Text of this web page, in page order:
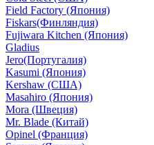
Field Factory (Япония)
Fiskars(Финляндия)
Fujiwara Kitchen (Япония)
Gladius
Jero(Португалия)
Kasumi (Япония)
Kershaw (США)
Masahiro (Япония)
Mora (Швеция)
Mr. Blade (Китай)
Opinel (Франция)